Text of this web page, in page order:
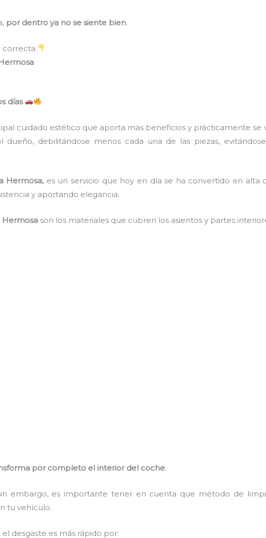
por dentro ya no se siente bien.
correcta
días
cuidado estético que aporta más beneficios y prácticamente se
debilitándose menos cada una de las piezas,
Hermosa, es un servicio que hoy en día se ha convertido en alta
y aportando elegancia.
Hermosa son los materiales que cubren los asientos y partes
por completo el interior del coche.
embargo, es importante tener en cuenta que método de
tu vehículo.
desgaste es más rápido por: